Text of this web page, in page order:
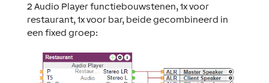
2 Audio Player functiebouwstenen, 1x voor
restaurant, 1x voor bar, beide gecombineerd in
een fixed groep: